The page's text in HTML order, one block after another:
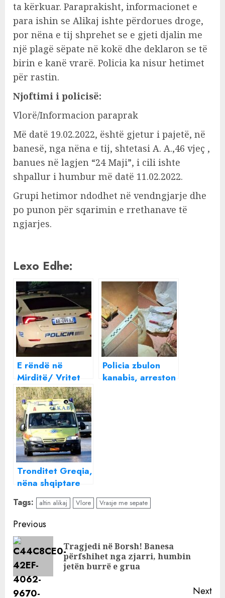
ta kërkuar. Paraprakisht, informacionet e
para ishin se Alikaj ishte përdorues droge,
por nëna e tij shprehet se e gjeti djalin me
një plagë sëpate në kokë dhe deklaron se të
birin e kanë vrarë. Policia ka nisur hetimet
për rastin.
Njoftimi i policisë:
Vlorë/Informacion paraprak
Më datë 19.02.2022, është gjetur i pajetë, në
banesë, nga nëna e tij, shtetasi A. A.,46 vjeç ,
banues në lagjen “24 Maji”, i cili ishte
shpallur i humbur më datë 11.02.2022.
Grupi hetimor ndodhet në vendngjarje dhe
po punon për sqarimin e rrethanave të
ngjarjes.
Lexo Edhe:
E rëndë në
Mirditë/ Vritet
68-vjeçari në
banesë, e bija e
gjen pas 2 ditësh
të pajetë
Policia zbulon
kanabis, arreston
Tronditet Greqia,
nëna shqiptare
gjen të pajetë
fëmijën 3 vjeçar
Tags: altin alikaj Vlore Vrasje me sepate
Continue
Reading
Previous
Tragjedi në Borsh! Banesa
përfshihet nga zjarri, humbin
jetën burrë e grua
Next